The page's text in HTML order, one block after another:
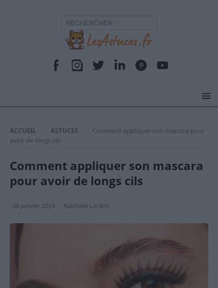
ACCUEIL ASTUCES
Comment appliquer son mascara pour
avoir de longs cils
Comment appliquer son mascara
pour avoir de longs cils
28 janvier 2024 Nathalie Leclerc